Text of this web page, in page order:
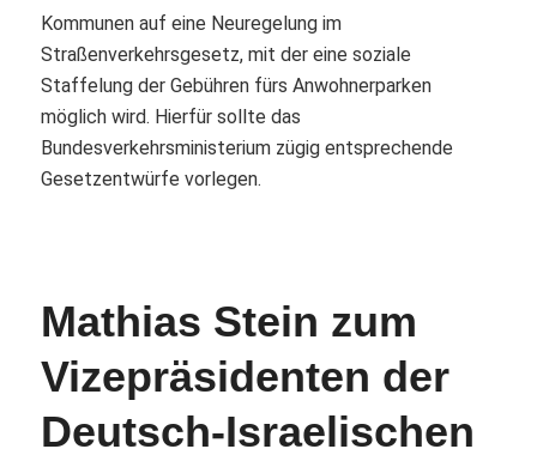
Kommunen auf eine Neuregelung im
Straßenverkehrsgesetz, mit der eine soziale
Staffelung der Gebühren fürs Anwohnerparken
möglich wird. Hierfür sollte das
Bundesverkehrsministerium zügig entsprechende
Gesetzentwürfe vorlegen.
Mathias Stein zum
Vizepräsidenten der
Deutsch-Israelischen